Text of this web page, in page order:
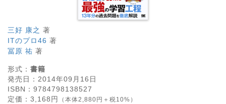
三好 康之 著
ITのプロ46 著
冨原 祐 著
形式： 書籍
発売日： 2014年09月16日
ISBN： 9784798138527
定価： 3,168 円 （本体2,880円＋税10%）